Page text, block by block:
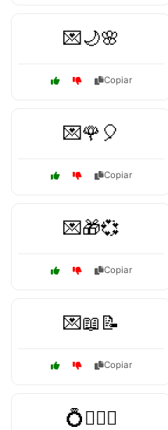
💌🌙🌸
Copiar
💌🌹🎈
Copiar
💌🎁💞
Copiar
💌📖📝
Copiar
💍👩‍❤️‍👨